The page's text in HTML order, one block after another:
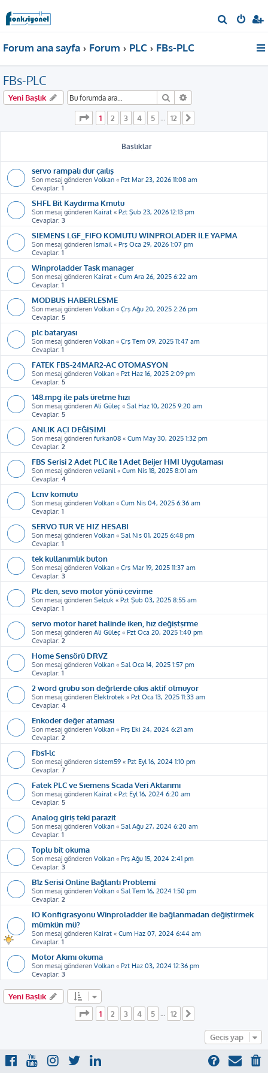
r
Forum ana sayfa Forum PLC FBs-PLC
FBs-PLC
Yeni Başlık Ara
. sayfa (Toplam 12 sayfa)
1 2 3 4 5 … 12
Başlıklar
servo rampalı dur çaılış
Son mesaj gönderen Volkan « Pzt Mar 23, 2026 11:08 am
Cevaplar: 1
SHFL Bit Kaydırma Kmutu
Son mesaj gönderen Kairat « Pzt Şub 23, 2026 12:13 pm
Cevaplar: 3
SIEMENS LGF_FIFO KOMUTU WİNPROLADER İLE YAPMA
Son mesaj gönderen İsmail« Prş Oca 29, 2026 1:07 pm
Cevaplar: 1
Winproladder Task manager
Son mesaj gönderen Kairat « Cum Ara 26, 2025 6:22 am
Cevaplar: 1
MODBUS HABERLEŞME
Son mesaj gönderen Volkan « Çrş Ağu 20, 2025 2:26 pm
Cevaplar: 5
plc bataryası
Son mesaj gönderen Volkan « Çrş Tem 09, 2025 11:47 am
Cevaplar: 1
FATEK FBS-24MAR2-AC OTOMASYON
Son mesaj gönderen Volkan « Pzt Haz 16, 2025 2:09 pm
Cevaplar: 5
148.mpg ile pals üretme hızı
Son mesaj gönderen Ali Güleç « Sal Haz 10, 2025 9:20 am
Cevaplar: 5
ANLIK AÇI DEĞİŞİMİ
Son mesaj gönderen furkan08 « Cum May 30, 2025 1:32 pm
Cevaplar: 2
FBS Serisi 2 Adet PLC ile 1 Adet Beijer HMI Uygulaması
Son mesaj gönderen velianil« Cum Nis 18, 2025 8:01 am
Cevaplar: 4
Lcnv komutu
Son mesaj gönderen Volkan « Cum Nis 04, 2025 6:36 am
Cevaplar: 1
SERVO TUR VE HIZ HESABI
Son mesaj gönderen Volkan « Sal Nis 01, 2025 6:48 pm
Cevaplar: 1
tek kullanımlık buton
Son mesaj gönderen Volkan « Çrş Mar 19, 2025 11:37 am
Cevaplar: 3
Plc den, sevo motor yönü çevirme
Son mesaj gönderen Selçuk « Pzt Şub 03, 2025 8:55 am
Cevaplar: 1
servo motor haret halinde iken, hız değiştşrme
Son mesaj gönderen Ali Güleç « Pzt Oca 20, 2025 1:40 pm
Cevaplar: 2
Home Sensörü DRVZ
Son mesaj gönderen Volkan « Sal Oca 14, 2025 1:57 pm
Cevaplar: 1
2 word grubu son değrlerde çıkış aktif olmuyor
Son mesaj gönderen Elektrotek « Pzt Oca 13, 2025 11:33 am
Cevaplar: 4
Enkoder değer ataması
Son mesaj gönderen Volkan « Prş Eki 24, 2024 6:21 am
Cevaplar: 2
Fbs1-lc
Son mesaj gönderen sistem59 « Pzt Eyl 16, 2024 1:10 pm
Cevaplar: 7
Fatek PLC ve Sıemens Scada Veri Aktarımı
Son mesaj gönderen Kairat « Pzt Eyl 16, 2024 6:20 am
Cevaplar: 5
Analog giriş teki parazit
Son mesaj gönderen Volkan « Sal Ağu 27, 2024 6:20 am
Cevaplar: 1
Toplu bit okuma
Son mesaj gönderen Volkan « Prş Ağu 15, 2024 2:41 pm
Cevaplar: 3
B1z Serisi Online Bağlantı Problemi
Son mesaj gönderen Volkan « Sal Tem 16, 2024 1:50 pm
Cevaplar: 2
IO Konfigrasyonu Winproladder ile bağlanmadan değiştirmek
mümkün mü?
Son mesaj gönderen Kairat « Cum Haz 07, 2024 6:44 am
Cevaplar: 1
Motor Akımı okuma
Son mesaj gönderen Volkan « Pzt Haz 03, 2024 12:36 pm
Cevaplar: 3
Yeni Başlık
. sayfa (Toplam 12 sayfa)
1 2 3 4 5 … 12
Geçiş yap